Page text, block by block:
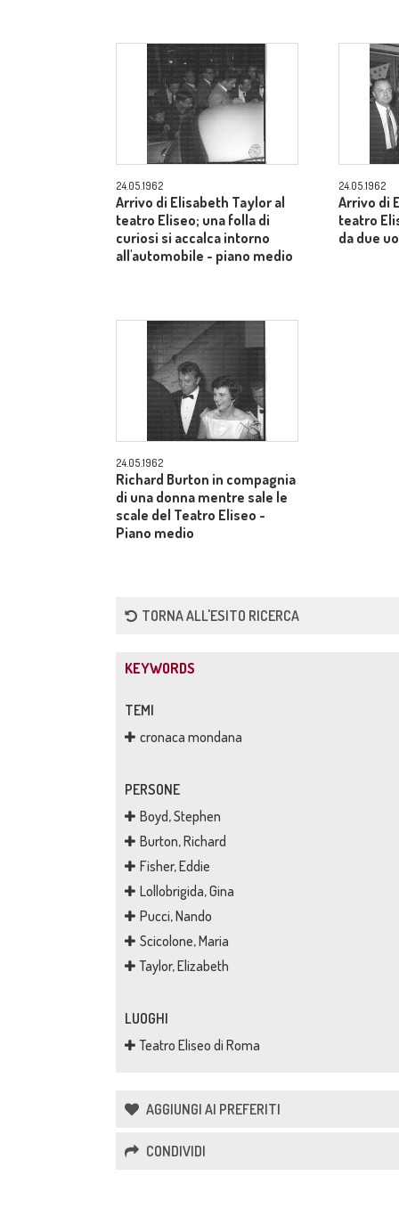
24.05.1962
Arrivo di Elisabeth Taylor al
teatro Eliseo; una folla di
curiosi si accalca intorno
all'automobile - piano medio
24.05.1962
Arrivo di
teatro
da due
24.05.1962
Richard Burton in compagnia
di una donna mentre sale le
scale del Teatro Eliseo -
Piano medio
TORNA ALL'ESITO RICERCA
KEYWORDS
TEMI
cronaca mondana
PERSONE
Boyd, Stephen
Burton, Richard
Fisher, Eddie
Lollobrigida, Gina
Pucci, Nando
Scicolone, Maria
Taylor, Elizabeth
LUOGHI
Teatro Eliseo di Roma
AGGIUNGI AI PREFERITI
CONDIVIDI